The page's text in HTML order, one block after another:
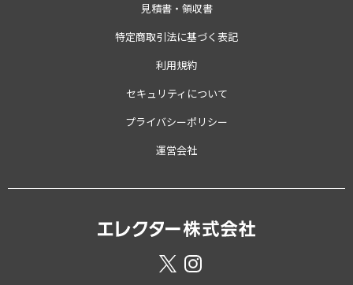
見積書・領収書
特定商取引法に基づく表記
利用規約
セキュリティについて
プライバシーポリシー
運営会社